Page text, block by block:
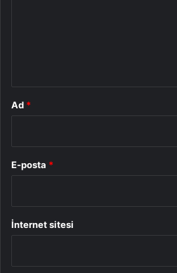
Ad *
E-posta *
İnternet sitesi